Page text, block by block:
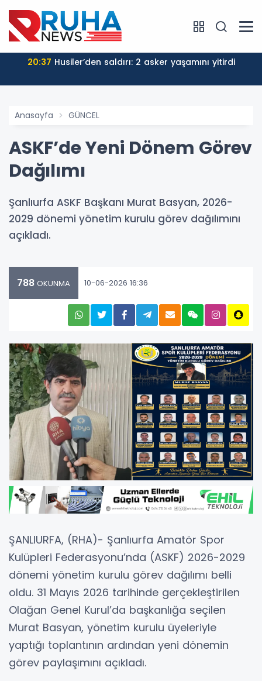
20:37 Husiler’den saldırı: 2 asker yaşamını yitirdi
Anasayfa GÜNCEL
ASKF’de Yeni Dönem Görev
Dağılımı
Şanlıurfa ASKF Başkanı Murat Basyan, 2026-
2029 dönemi yönetim kurulu görev dağılımını
açıkladı.
788 OKUNMA 10-06-2026 16:36
ŞANLIURFA, (RHA)- Şanlıurfa Amatör Spor
Kulüpleri Federasyonu’nda (ASKF) 2026-2029
dönemi yönetim kurulu görev dağılımı belli
oldu. 31 Mayıs 2026 tarihinde gerçekleştirilen
Olağan Genel Kurul’da başkanlığa seçilen
Murat Basyan, yönetim kurulu üyeleriyle
yaptığı toplantının ardından yeni dönemin
görev paylaşımını açıkladı.